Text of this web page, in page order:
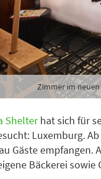
Zimmer im
Shelterhat sich für
Luxemburg.
Gäste empfangen.
Bäckerei sowie